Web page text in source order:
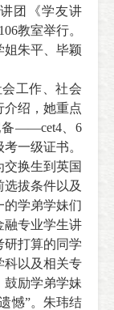
团《学友讲
教室举行。
姐朱平、毕颖
工作、社会
介绍，她重点
备——cet4、6
一级证书。
换生到英国
拔条件以及
的学弟学妹们
融专业学生讲
研打算的同学
科以及相关专
鼓励学弟学妹
憾”。 朱玮结